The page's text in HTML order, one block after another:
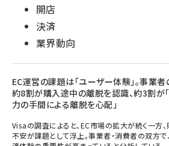
開店
決済
業界動向
EC運営の課題は「ユーザー体験」。事業者
約8割が購入途中の離脱を認識、約3割が
力の手間による離脱を心配」
Visaの調査によると、EC市場の拡大が続く一方
不安が課題として浮上。事業者・消費者の双方